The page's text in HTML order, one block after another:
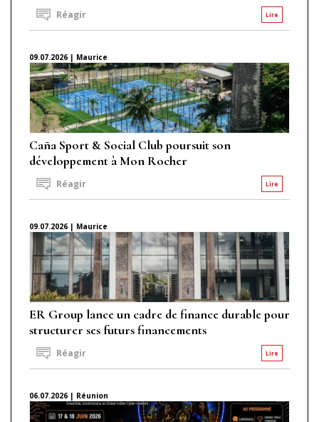
Lire
Réagir
09.07.2026 | Maurice
Caña Sport & Social Club poursuit son
développement à Mon Rocher
Lire
Réagir
09.07.2026 | Maurice
ER Group lance un cadre de finance durable pour
structurer ses futurs financements
Lire
Réagir
06.07.2026 | Réunion